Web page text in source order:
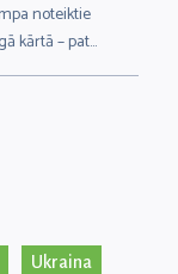
noteiktie
kārtā – pat
bildītes ar
Tomēr no
karā pret visu
Ukraina